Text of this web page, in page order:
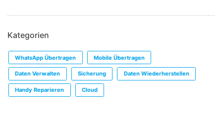
Kategorien
WhatsApp Übertragen Mobile Übertragen
Daten Verwalten Sicherung Daten Wiederherstellen
Handy Reparieren Cloud